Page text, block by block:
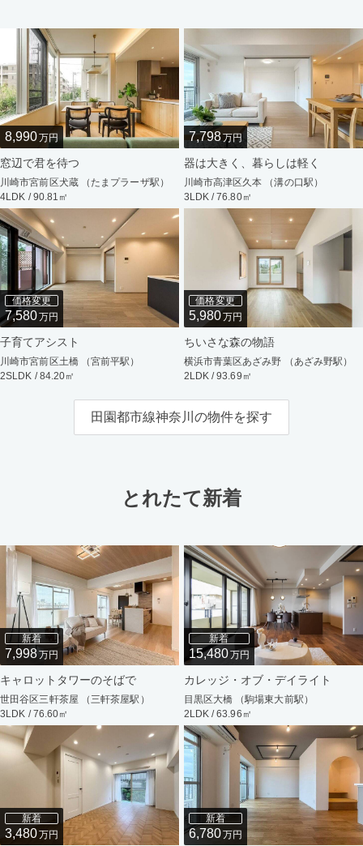
8,990万円
窓辺で君を待つ
川崎市宮前区犬蔵 （たまプラーザ駅）
4LDK / 90.81㎡
7,798万円
器は大きく、暮らしは軽く
川崎市高津区久本 （溝の口駅）
3LDK / 76.80㎡
価格変更
7,580万円
子育てアシスト
川崎市宮前区土橋 （宮前平駅）
2SLDK / 84.20㎡
価格変更
5,980万円
ちいさな森の物語
横浜市青葉区あざみ野 （あざみ野駅）
2LDK / 93.69㎡
田園都市線神奈川の物件を探す
とれたて新着
新着
7,998万円
キャロットタワーのそばで
世田谷区三軒茶屋 （三軒茶屋駅）
3LDK / 76.60㎡
新着
15,480万円
カレッジ・オブ・デイライト
目黒区大橋 （駒場東大前駅）
2LDK / 63.96㎡
新着
3,480万円
新着
6,780万円